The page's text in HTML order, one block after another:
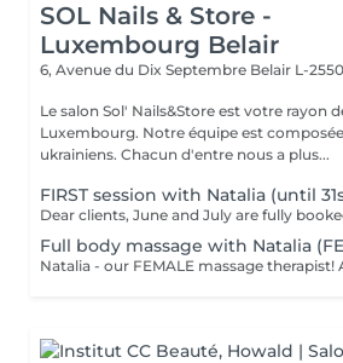
SOL Nails & Store -
Luxembourg Belair
6, Avenue du Dix Septembre Belair L-2550
Le salon Sol' Nails&Store est votre rayon
Luxembourg. Notre équipe est composée de PROspécialistes
ukrainiens. Chacun d'entre nous a plus...
FIRST session with Natalia (until
Full body massage with Natalia